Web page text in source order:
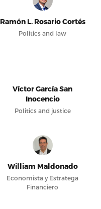
Ramón L. Rosario Cortés
Politics and law
Víctor García San
Inocencio
Politics and justice
William Maldonado
Economista y Estratega
Financiero